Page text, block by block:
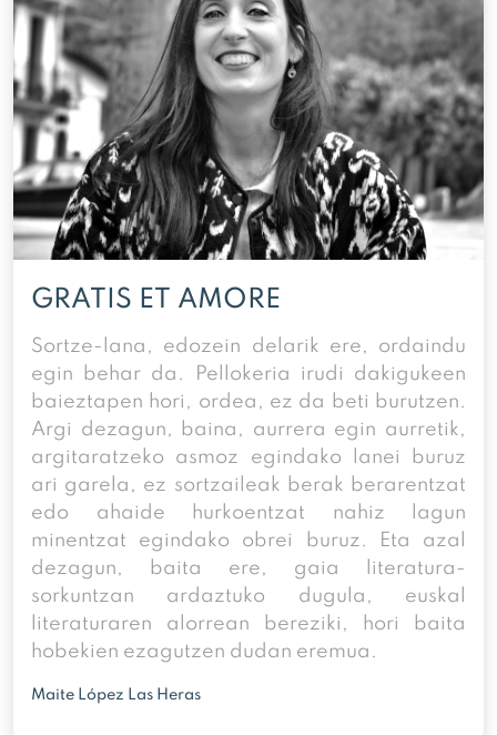
GRATIS ET AMORE
Sortze-lana, edozein delarik ere, ordaindu
egin behar da. Pellokeria irudi dakigukeen
baieztapen hori, ordea, ez da beti burutzen.
Argi dezagun, baina, aurrera egin aurretik,
argitaratzeko asmoz egindako lanei buruz
ari garela, ez sortzaileak berak berarentzat
edo ahaide hurkoentzat nahiz lagun
minentzat egindako obrei buruz. Eta azal
dezagun, baita ere, gaia literatura-
sorkuntzan ardaztuko dugula, euskal
literaturaren alorrean bereziki, hori baita
hobekien ezagutzen dudan eremua.
Maite López Las Heras